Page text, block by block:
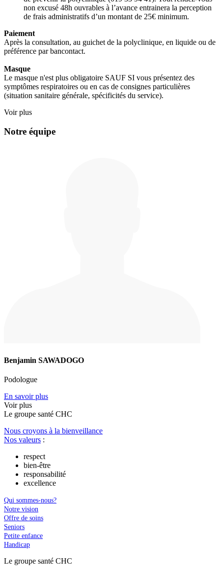
non excusé 48h ouvrables à l’avance entrainera la perception
de frais administratifs d’un montant de 25€ minimum.
Paiement
Après la consultation, au guichet de la polyclinique, en liquide ou de
préférence par bancontact.
Masque
Le masque n'est plus obligatoire SAUF SI vous présentez des
symptômes respiratoires ou en cas de consignes particulières
(situation sanitaire générale, spécificités du service).
Voir plus
Notre équipe
Benjamin SAWADOGO
Podologue
En savoir plus
Voir plus
Le groupe santé CHC
Nous croyons à la bienveillance
Nos valeurs :
respect
bien-être
responsabilité
excellence
Qui sommes-nous?
Notre vision
Offre de soins
Seniors
Petite enfance
Handicap
Le groupe santé CHC